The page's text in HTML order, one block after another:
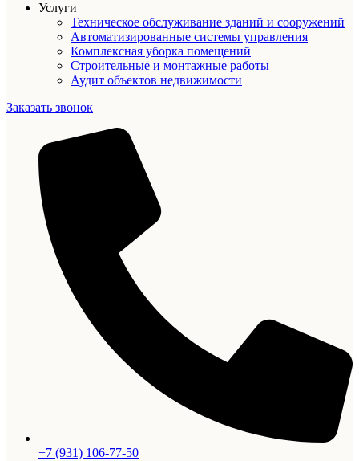
Услуги
Техническое обслуживание зданий и сооружений
Автоматизированные системы управления
Комплексная уборка помещений
Строительные и монтажные работы
Аудит объектов недвижимости
Заказать звонок
+7 (931) 106-77-50